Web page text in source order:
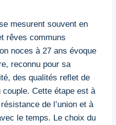
mesurent souvent en
rêves communs
noces à 27 ans évoque
reconnu pour sa
des qualités reflet de
couple. Cette étape est à
de l’union et à
le temps. Le choix du